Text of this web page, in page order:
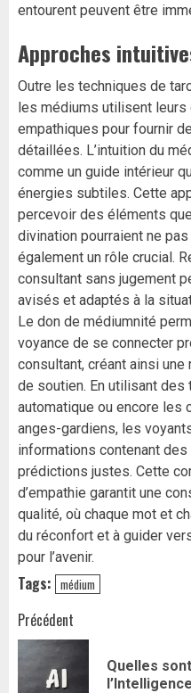
entourent peuvent être
Approches
Outre les techniques de
les médiums utilisent
empathiques pour fournir
détaillées. L’intuition du
comme un guide intérieur
énergies subtiles. Cette
percevoir des éléments
divination pourraient ne pas
également un rôle crucial.
consultant sans jugement
avisés et adaptés à la
Le don de médiumnité
voyance de se connecter
consultant, créant ainsi
de soutien. En utilisant des
automatique ou encore les
anges-gardiens, les
informations contenant
prédictions justes. Cette
d’empathie garantit une
qualité, où chaque mot et
du réconfort et à guider
pour l’avenir.
Tags: médium
Navigation
d’article
Précédent
Quelles